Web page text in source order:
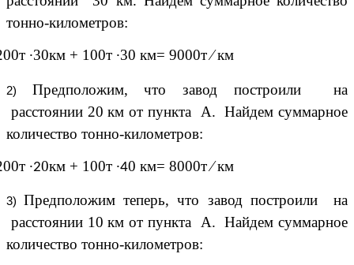
тонно-километров:
∙30км + 100т ∙30 км= 9000т ∕ км
Предположим, что завод построили на
расстоянии 20 км от пункта А. Найдем суммарное
количество тонно-километров:
∙20км + 100т ∙40 км= 8000т ∕ км
Предположим теперь, что завод построили на
расстоянии 10 км от пункта А. Найдем суммарное
количество тонно-километров: